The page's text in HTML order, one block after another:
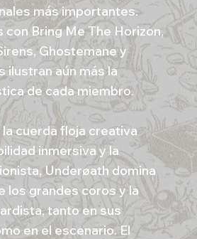
más importantes.
con Bring Me The Horizon,
Ghostemane y
ilustran aún más la
de cada miembro.
cuerda floja creativa
inmersiva y la
Underøath domina
los grandes coros y la
tanto en sus
en el escenario. El